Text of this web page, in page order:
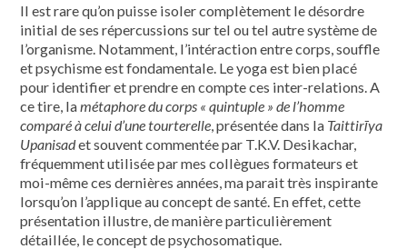
Il est rare qu’on puisse isoler complètement le désordre
initial de ses répercussions sur tel ou tel autre système de
l’organisme. Notamment, l’intéraction entre corps, souffle
et psychisme est fondamentale. Le yoga est bien placé
pour identifier et prendre en compte ces inter-relations. A
ce tire, la métaphore du corps « quintuple » de l’homme
comparé à celui d’une tourterelle , présentée dans la Taittirīya
Upanisadet souvent commentée par T.K.V. Desikachar,
fréquemment utilisée par mes collègues formateurs et
moi-même ces dernières années, ma parait très inspirante
lorsqu’on l’applique au concept de santé. En effet, cette
présentation illustre, de manière particulièrement
détaillée, le concept de psychosomatique.